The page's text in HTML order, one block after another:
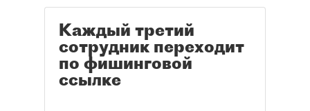
Каждый третий
сотрудник переходит
по фишинговой
ссылке